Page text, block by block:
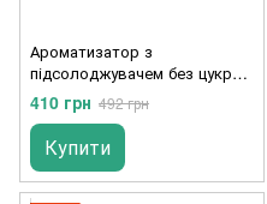
Ароматизатор з
підсолоджувачем без цукру
BioTech Zero Drops 50 мл
caramel
410 грн 492 грн
Купити